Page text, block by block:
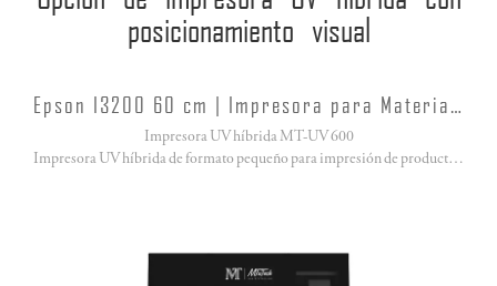
posicionamiento visual
Epson I3200 60 cm | Impresora para Materiales Rígidos y Flexibles
Impresora UV híbrida MT-UV 600
Impresora UV híbrida de formato pequeño para impresión de productos rígidos, flexibles y promocionales.